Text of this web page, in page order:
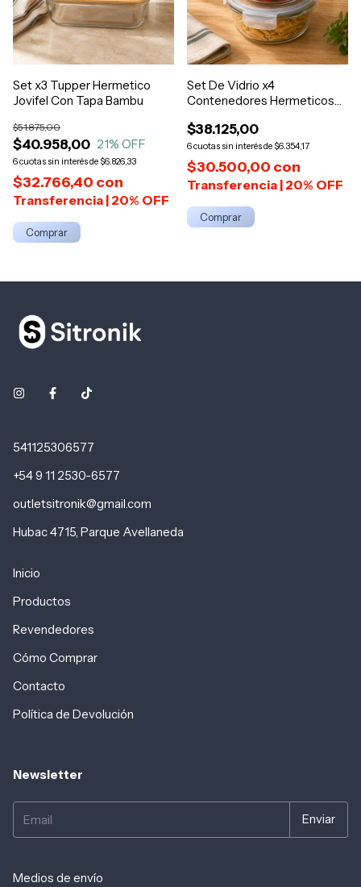
Set x3 Tupper Hermetico
Jovifel Con Tapa Bambu
$40.958,00
$51.875,00
21% OFF
6 $6.826,33
$32.766,40 con
Set De Vidrio x4
Contenedores Hermeticos
$38.125,00
6 $6.354,17
$30.500,00 con
541125306577
+54 9 11 2530-6577
outletsitronik@gmail.com
Hubac 4715, Parque Avellaneda
Inicio
Productos
Revendedores
Cómo Comprar
Contacto
Política de Devolución
Newsletter
Medios de envío